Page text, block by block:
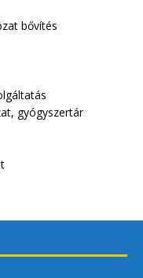
bővítés
gyógyszertár